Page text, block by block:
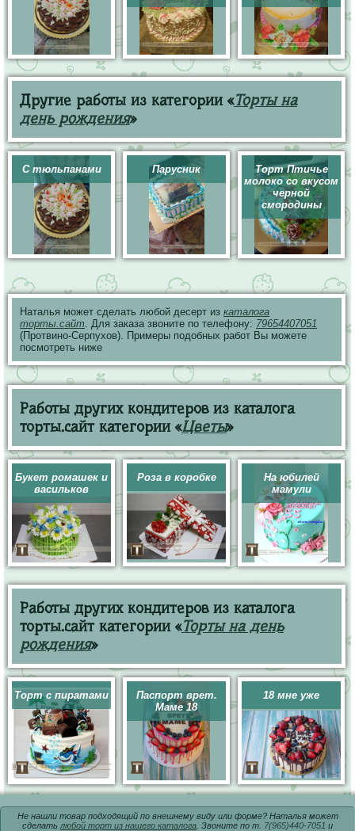
Другие работы из категории «Торты на
день рождения»
С тюльпанами Парусник
Торт Птичье
молоко со вкусом
черной
смородины
Наталья может сделать любой десерт из каталога
торты.сайт . Для заказа звоните по телефону: 79654407051
(Протвино-Серпухов). Примеры подобных работ Вы можете
посмотреть ниже
Работы других кондитеров из каталога
торты.сайт категории «Цветы»
Букет ромашек и
васильков
Роза в коробке
На юбилей
мамули
Работы других кондитеров из каталога
торты.сайт категории «Торты на день
рождения»
Торт с пиратами
Паспорт врет.
Маме 18
18 мне уже
Не нашли товар подходящий по внешнему виду или форме? Наталья может
сделать любой торт из нашего каталога . Звоните по т. 7(965)440-7051 и